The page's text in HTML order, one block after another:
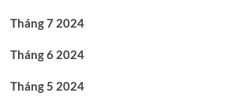
Tháng 7 2024
Tháng 6 2024
Tháng 5 2024